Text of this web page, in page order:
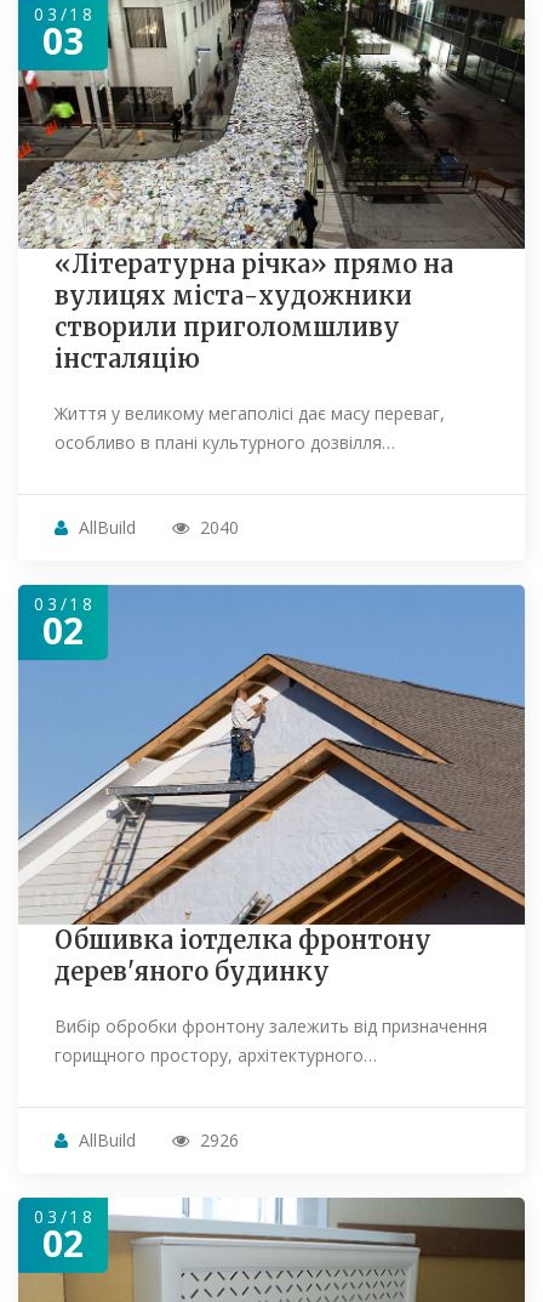
03/18
03
«Літературна річка» прямо на
вулицях міста-художники
створили приголомшливу
інсталяцію
Життя у великому мегаполісі дає масу переваг,
особливо в плані культурного дозвілля…
AllBuild 2040
03/18
02
Обшивка іотделка фронтону
дерев'яного будинку
Вибір обробки фронтону залежить від призначення
горищного простору, архітектурного…
AllBuild 2926
03/18
02